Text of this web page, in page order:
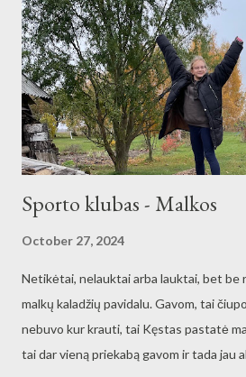
Sporto klubas - Malkos
October 27, 2024
Netikėtai, nelauktai arba lauktai, bet be
malkų kaladžių pavidalu. Gavom, tai
nebuvo kur krauti, tai Kęstas pastatė
tai dar vieną priekabą gavom ir tada jau